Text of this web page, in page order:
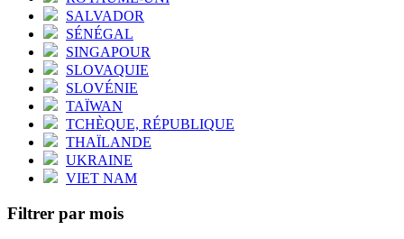
SALVADOR
SÉNÉGAL
SINGAPOUR
SLOVAQUIE
SLOVÉNIE
TAÏWAN
TCHÈQUE, RÉPUBLIQUE
THAÏLANDE
UKRAINE
VIET NAM
Filtrer par mois